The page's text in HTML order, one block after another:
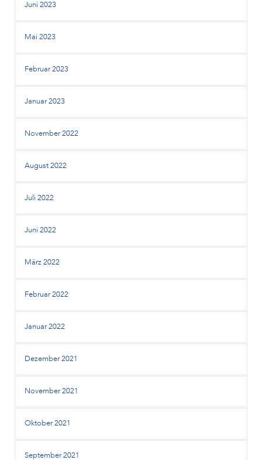
Juni 2023
Mai 2023
Februar 2023
Januar 2023
November 2022
August 2022
Juli 2022
Juni 2022
März 2022
Februar 2022
Januar 2022
Dezember 2021
November 2021
Oktober 2021
September 2021